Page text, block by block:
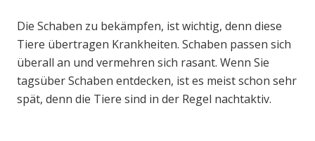
Die Schaben zu bekämpfen, ist wichtig, denn diese
Tiere übertragen Krankheiten. Schaben passen sich
überall an und vermehren sich rasant. Wenn Sie
tagsüber Schaben entdecken, ist es meist schon sehr
spät, denn die Tiere sind in der Regel nachtaktiv.